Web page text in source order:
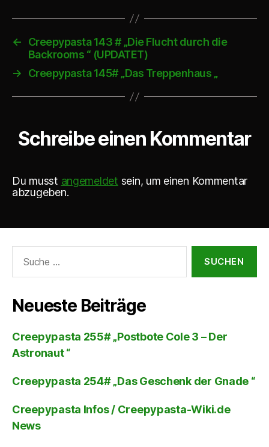
←
Creepypasta 143 # „Die Flucht durch die
Backrooms “ (UPDATET)
→
Creepypasta 145# „Das Treppenhaus „
Schreibe einen Kommentar
Du musst angemeldet sein, um einen Kommentar
abzugeben.
nach:
Neueste Beiträge
Creepypasta 255# „Postbote Cole 3 – Der
Astronaut “
Creepypasta 254# „Das Geschenk der Gnade “
Creepypasta Infos / Creepypasta-Wiki.de
News